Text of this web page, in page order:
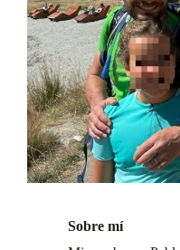
Sobre mí